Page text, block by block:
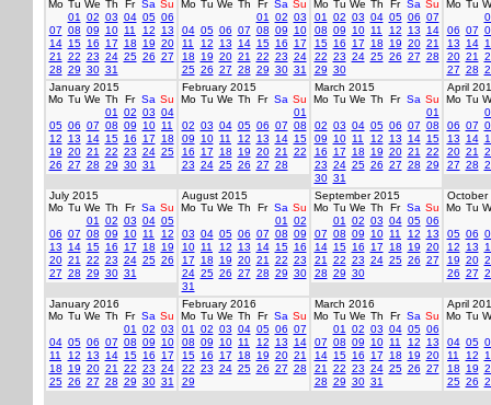
Mo Tu We Th Fr Sa Su
01
02 03 04 05 06
07 08 09 10 11 12
13
14 15 16 17 18 19 20
21
22 23 24 25 26 27
28 29 30 31
Mo Tu We Th Fr Sa Su
01
02 03
04 05 06 07 08 09
10
11
12 13 14 15 16
17
18
19 20 21 22 23 24
25 26 27 28 29 30 31
Mo Tu We Th Fr Sa Su
01
02 03 04 05 06 07
08 09 10 11 12 13
14
15 16 17 18 19 20 21
22 23 24 25 26 27 28
29 30
Mo Tu
06 07
13
14
20 21
27 28
January 2015
Mo Tu We Th Fr Sa Su
01
02 03 04
05 06 07 08 09 10 11
12
13 14 15 16 17
18
19 20 21 22 23 24 25
26 27 28 29 30 31
February 2015
Mo Tu We Th Fr Sa Su
01
02 03 04 05 06 07 08
09
10 11 12 13 14 15
16
17 18 19 20 21
22
23 24 25 26 27 28
March 2015
Mo Tu We Th Fr Sa Su
01
02 03 04 05 06 07 08
09
10 11 12 13 14 15
16
17 18 19 20 21
22
23 24 25 26 27 28 29
30 31
April
Mo Tu
06 07
13
14
20 21
27 28
July 2015
Mo Tu We Th Fr Sa Su
01
02 03 04 05
06 07 08 09 10 11
12
13
14 15 16 17 18
19
20 21 22 23 24 25 26
27 28 29 30 31
August 2015
Mo Tu We Th Fr Sa Su
01
02
03 04 05 06 07 08 09
10 11 12 13 14 15 16
17
18 19 20 21 22 23
24 25 26 27 28 29 30
31
September 2015
Mo Tu We Th Fr Sa Su
01
02 03 04 05 06
07 08 09 10 11 12
13
14 15 16 17 18 19 20
21
22 23 24 25 26 27
28 29 30
October
Mo Tu
05 06
12
13
19 20
26 27
January 2016
Mo Tu We Th Fr Sa Su
01
02 03
04 05 06 07 08 09
10
11
12 13 14 15 16
17
18
19 20 21 22 23 24
25 26 27 28 29 30 31
February 2016
Mo Tu We Th Fr Sa Su
01
02 03 04 05 06 07
08 09 10 11 12 13
14
15 16 17 18 19 20 21
22 23 24 25 26 27 28
29
March 2016
Mo Tu We Th Fr Sa Su
01
02 03 04 05 06
07 08 09 10 11 12
13
14 15 16 17 18 19 20
21
22 23 24 25 26 27
28 29 30 31
April
Mo Tu
04 05
11
12
18
19
25 26